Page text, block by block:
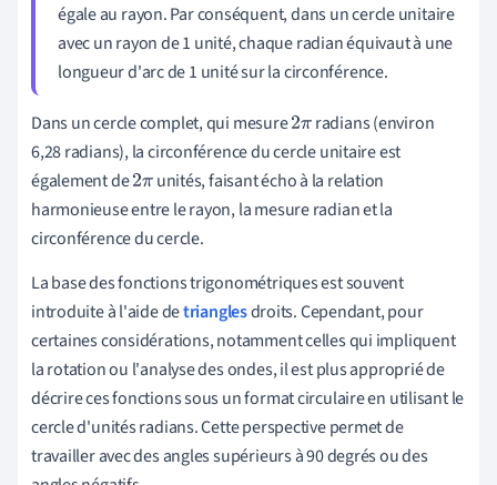
égale au rayon. Par conséquent, dans un cercle unitaire
avec un rayon de 1 unité, chaque radian équivaut à une
longueur d'arc de 1 unité sur la circonférence.
Dans un cercle complet, qui mesure2π radians (environ
6,28 radians), la circonférence du cercle unitaire est
également de2πunités, faisant écho à la relation
harmonieuse entre le rayon, la mesure radian et la
circonférence du cercle.
La base des fonctions trigonométriques est souvent
introduite à l'aide detrianglesdroits. Cependant, pour
certaines considérations, notamment celles qui impliquent
la rotation ou l'analyse des ondes, il est plus approprié de
décrire ces fonctions sous un format circulaire en utilisant le
cercle d'unités radians. Cette perspective permet de
travailler avec des angles supérieurs à 90 degrés ou des